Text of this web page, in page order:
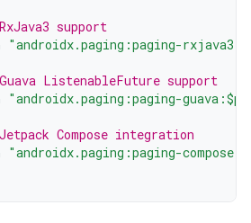
support
"androidx.paging:paging-
ListenableFuture support
"androidx.paging:paging-
Compose integration
"androidx.paging:paging-